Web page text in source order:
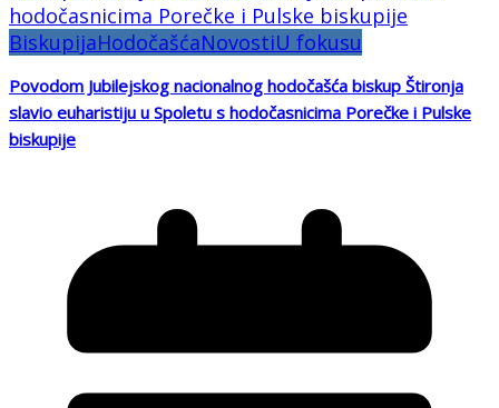
BiskupijaHodočašćaNovostiU fokusu
Povodom Jubilejskog nacionalnog hodočašća biskup Štironja
slavio euharistiju u Spoletu s hodočasnicima Porečke i Pulske
biskupije